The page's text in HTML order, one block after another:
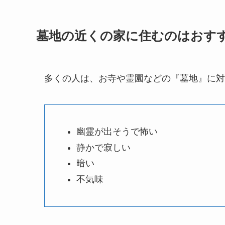
墓地の近くの家に住むのはおす
多くの人は、お寺や霊園などの『墓地』に対
幽霊が出そうで怖い
静かで寂しい
暗い
不気味